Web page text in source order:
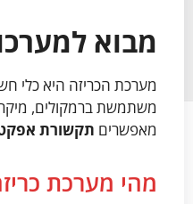
מבוא
מערכת הכריזה היא כלי
משתמשת ברמקולים,
מאפשרים תקשורת
מהי מערכת